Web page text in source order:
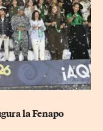
la Fenapo